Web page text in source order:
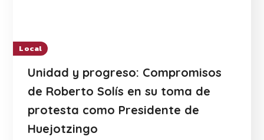
Local
Unidad y progreso: Compromisos
de Roberto Solís en su toma de
protesta como Presidente de
Huejotzingo